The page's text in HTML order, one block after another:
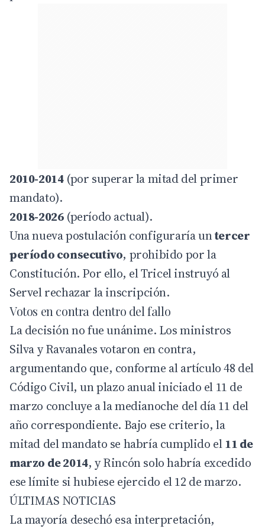
2010-2014(por superar la mitad del primer
mandato).
2018-2026(período actual).
Una nueva postulación configuraría untercer
período consecutivo, prohibido por la
Constitución. Por ello, el Tricel instruyó al
Servel rechazar la inscripción.
Votos en contra dentro del fallo
La decisión no fue unánime. Los ministros
Silva y Ravanales votaron en contra,
argumentando que, conforme al artículo 48 del
Código Civil, un plazo anual iniciado el 11 de
marzo concluye a la medianoche del día 11 del
año correspondiente. Bajo ese criterio, la
mitad del mandato se habría cumplido el11 de
marzo de 2014, y Rincón solo habría excedido
ese límite si hubiese ejercido el 12 de marzo.
ÚLTIMAS NOTICIAS
La mayoría desechó esa interpretación,